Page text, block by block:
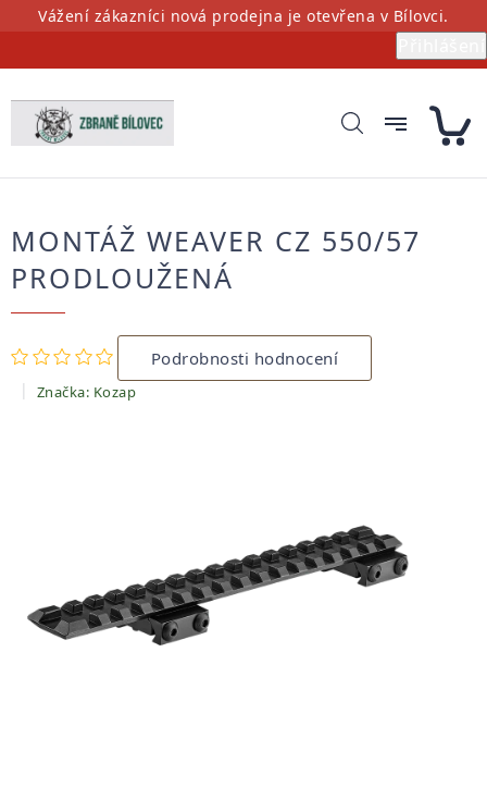
PřejítVážení zákazníci nová prodejna je otevřena v Bílovci.
MONTÁŽ WEAVER CZ 550/57
PRODLOUŽENÁ
Průměrné
hodnocení
produktu
je
Podrobnosti hodnocení
Značka: Kozap